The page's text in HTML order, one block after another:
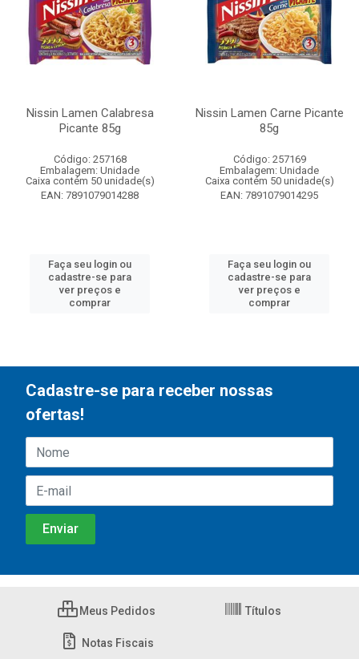
Nissin Lamen Calabresa
Picante 85g
Código: 257168
Embalagem: Unidade
Caixa contém 50 unidade(s)
EAN: 7891079014288
Faça seu login ou
cadastre-se para
ver preços e
comprar
Nissin Lamen Carne Picante
85g
Código: 257169
Embalagem: Unidade
Caixa contém 50 unidade(s)
EAN: 7891079014295
Faça seu login ou
cadastre-se para
ver preços e
comprar
Cadastre-se para receber nossas
ofertas!
Meus Pedidos Títulos
Notas Fiscais